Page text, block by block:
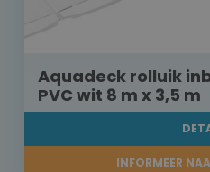
Aquadeck rolluik
PVC wit 8 m x 3,5 m
INFORMEER